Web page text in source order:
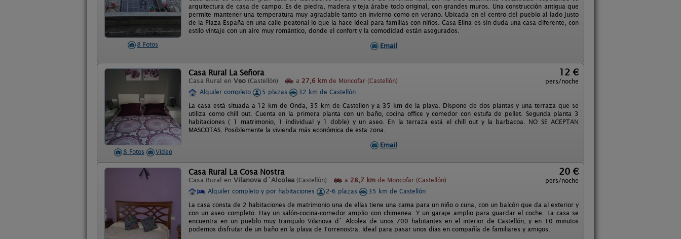
8 Fotos
arquitectura de casa de campo. Es de piedra, madera y teja árabe todo original, con grandes muros. Una construcción antigua que
permite mantener una temperatura muy agradable tanto en invierno como en verano. Ubicada en el centro del pueblo al lado justo
de la Plaza España en una calle peatonal lo que la hace ideal para familias con niños. Casa Elina es sin duda una casa diferente, con
estilo vintaje con un aire muy romántico, donde el confort y la comodidad están asegurados.
Email
8 Fotos Video
Casa Rural La Señora
Casa Rural en Veo (Castellón) a 27,6 km de Moncofar (Castellón)
12 €
pers/noche
Alquiler completo
5 plazas
32 km de Castellón
La casa está situada a 12 km de Onda, 35 km de Castellon y a 35 km de la playa. Dispone de dos plantas y una terraza que se
utiliza como chill out. Cuenta en la primera planta con un baño, cocina office y comedor con estufa de pellet. Segunda planta 3
habitaciones ( 1 matrimonio, 1 individual y 1 doble) y un aseo. En la terraza está el chill out y la barbacoa. NO SE ACEPTAN
MASCOTAS. Posiblemente la vivienda más económica de esta zona.
Email
Casa Rural La Cosa Nostra
Casa Rural en Vilanova d´Alcolea (Castellón) a 28,7 km de Moncofar (Castellón)
20 €
pers/noche
Alquiler completo y por habitaciones
2-6 plazas
35 km de Castellón
La casa consta de 2 habitaciones de matrimonio una de ellas tiene una cama para un niño o cuna, con un balcón que da al exterior y
con un aseo completo. Hay un salón-cocina-comedor amplio con chimenea. Y un garaje amplio para guardar el coche. La casa se
encuentra en un pueblo muy tranquilo Vilanova d` Alcolea de unos 700 habitantes en el interior de Castellón, y en 10 minutos
podemos disfrutar de un baño en la playa de Torrenostra. Ideal para pasar unos días en compañía de familiares y amigos.